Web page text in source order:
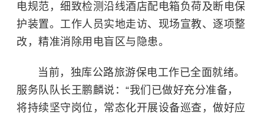
电规范，细致检测沿线酒店配电箱负荷及断电保
护装置。工作人员实地走访、现场宣教、逐项整
改，精准消除用电盲区与隐患。
当前，独库公路旅游保电工作已全面就绪。
服务队队长王鹏麟说：“我们已做好充分准备，
将持续坚守岗位，常态化开展设备巡查，做好应